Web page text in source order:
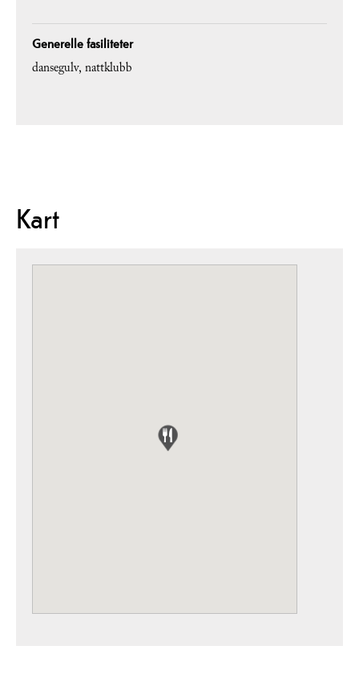
Generelle fasiliteter
dansegulv nattklubb
Kart